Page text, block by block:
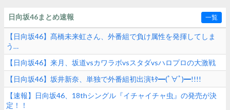
日向坂46まとめ速報 一覧
【日向坂46】髙橋未来虹さん、外番組で負け属性を発揮してしま
う…
【日向坂46】来月、坂道vsカワラボvsスタダvsハロプロの大激戦
【日向坂46】坂井新奈、単独で外番組初出演ｷﾀ━(ﾟ∀ﾟ)━!!!!
【速報】日向坂46、18thシングル『イチャイチャ虫』の発売が決
定！！